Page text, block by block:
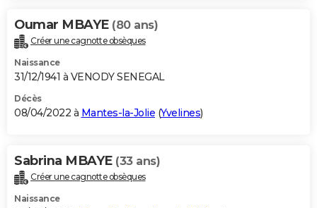
Oumar MBAYE (80 ans)
Créer une cagnotte obsèques
Naissance
31/12/1941 à VENODY SENEGAL
Décès
08/04/2022 à Mantes-la-Jolie (Yvelines)
Sabrina MBAYE (33 ans)
Créer une cagnotte obsèques
Naissance